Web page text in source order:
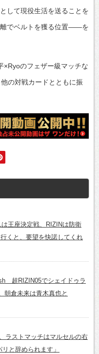
して現役生活を送ることを
離でベルトを獲る位置――を
×Ryoのフェザー級マッチな
の対戦カードとともに振
は王座決定戦、RIZINは防衛
くと、要望を快諾してくれ
超RIZIN05でシェイドゥラ
朝倉未来は青木真也と
ラストマッチはマルセルの右
と辞められます」